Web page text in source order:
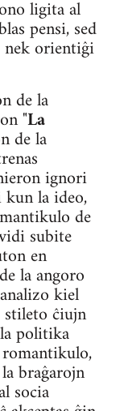
ligita al
pensi, sed
nek orientiĝi
de la
"La
de la
ignori
la ideo,
de
subite
en
la angoro
kiel
stileto ĉiujn
politika
braĝarojn
socia